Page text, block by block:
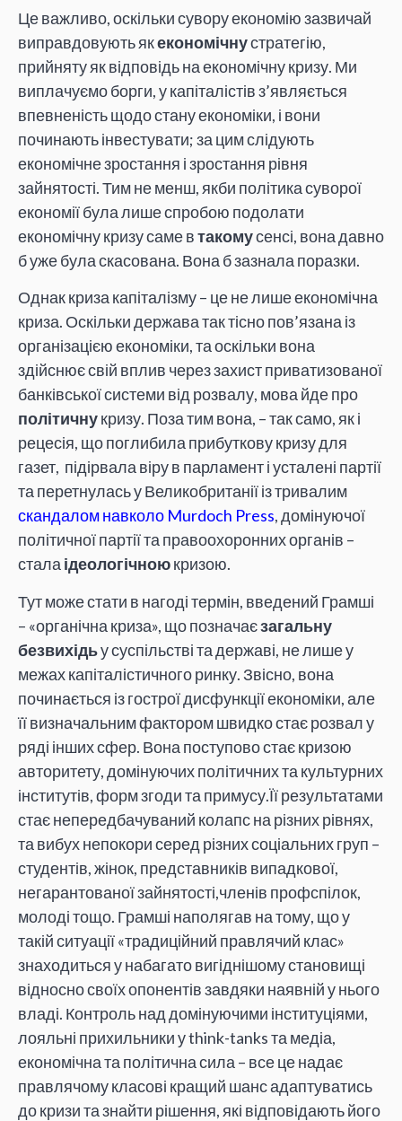
Це важливо, оскільки сувору економію зазвичай
виправдовують якекономічнустратегію,
прийняту як відповідь на економічну кризу. Ми
виплачуємо борги, у капіталістів з’являється
впевненість щодо стану економіки, і вони
починають інвестувати; за цим слідують
економічне зростання і зростання рівня
зайнятості. Тим не менш, якби політика суворої
економії була лише спробою подолати
економічну кризу саме втакомусенсі, вона давно
б уже була скасована. Вона б зазнала поразки.
Однак криза капіталізму – це не лише економічна
криза. Оскільки держава так тісно пов’язана із
організацією економіки, та оскільки вона
здійснює свій вплив через захист приватизованої
банківської системи від розвалу, мова йде про
політичнукризу. Поза тим вона, – так само, як і
рецесія, що поглибила прибуткову кризу для
газет, підірвала віру в парламент і усталені партії
та перетнулась у Великобританії із тривалим
скандалом навколо Murdoch Press, домінуючої
політичної партії та правоохоронних органів –
стала ідеологічноюкризою.
Тут може стати в нагоді термін, введений Грамші
– «органічна криза», що позначаєзагальну
безвихідьу суспільстві та державі, не лише у
межах капіталістичного ринку. Звісно, вона
починається із гострої дисфункції економіки, але
її визначальним фактором швидко стає розвал у
ряді інших сфер. Вона поступово стає кризою
авторитету, домінуючих політичних та культурних
інститутів, форм згоди та примусу.Її результатами
стає непередбачуваний колапс на різних рівнях,
та вибух непокори серед різних соціальних груп –
студентів, жінок, представників випадкової,
негарантованої зайнятості,членів профспілок,
молоді тощо. Грамші наполягав на тому, що у
такій ситуації «традиційний правлячий клас»
знаходиться у набагато вигіднішому становищі
відносно своїх опонентів завдяки наявній у нього
владі. Контроль над домінуючими інституціями,
лояльні прихильники у think-tanks та медіа,
економічна та політична сила – все це надає
правлячому класові кращий шанс адаптуватись
до кризи та знайти рішення, які відповідають його